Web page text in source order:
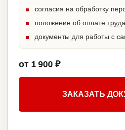
согласия на обработку
положение об оплате труда
документы для работы с
от 1 900 ₽
ЗАКАЗАТЬ